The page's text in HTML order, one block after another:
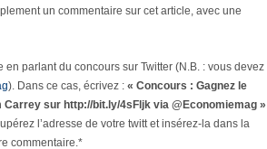
un commentaire sur cet article, avec une
parlant du concours sur Twitter (N.B. : vous devez
). Dans ce cas, écrivez : « Concours : Gagnez le
Carrey sur http://bit.ly/4sFljk via @Economiemag »
l’adresse de votre twitt et insérez-la dans la
commentaire.*